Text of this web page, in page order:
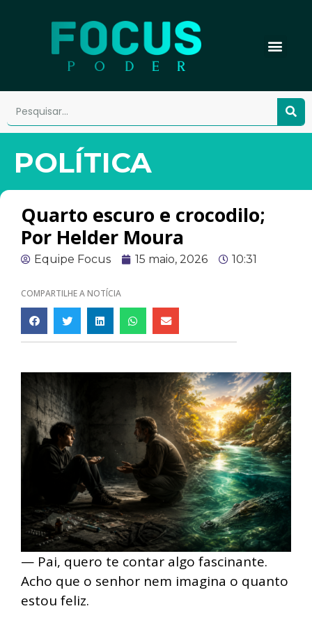
POLÍTICA
Quarto escuro e crocodilo;
Por Helder Moura
Equipe Focus 15 maio, 2026 10:31
COMPARTILHE A NOTÍCIA
— Pai, quero te contar algo fascinante.
Acho que o senhor nem imagina o quanto
estou feliz.